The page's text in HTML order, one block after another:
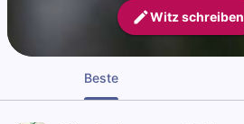
Witz schreiben
Beste